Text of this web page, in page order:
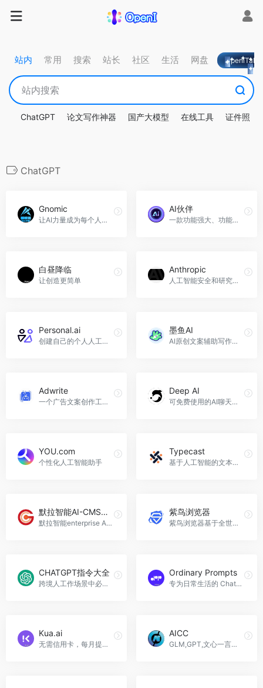
站内 常用 搜索 站长 社区 生活 网盘 OpeniTab
ChatGPT 论文写作神器 国产大模型 在线工具 证件照
ChatGPT
Gnomic
让AI力量成为每个人的天赋
AI伙伴
一款功能强大、功能广泛的智能助手
白昼降临
让创造更简单
Anthropic
人工智能安全和研究公司
Personal.ai
创建自己的个人人工智能
墨鱼AI
AI原创文案辅助写作工具
Adwrite
一个广告文案创作工具，旨在帮助营销人员和广告创作者高效地撰写吸引人的广告文案。
Deep AI
可免费使用的AI聊天平台
YOU.com
个性化人工智能助手
Typecast
基于人工智能的文本编辑器
默拉智能AI-CMS系统
默拉智能enterprise AI,让中小企业人均不到200元/年使用先进的AI系统。
紫鸟浏览器
紫鸟浏览器基于全世界最流行的Chromium内核深度开发，数百项优化全面提升网页浏览速度;基于“云安全”理念，打造开放平台;深度整合跨境生态核心媒体、工具、流量资源，一站式解决跨境电商卖家的烦恼。紫鸟浏览器集资讯大全，工具大全，特权大全三大功能为一体，方便卖家使用。
CHATGPT指令大全
跨境人工作场景中必备的ChatGPT提示词大全！
Ordinary Prompts
专为日常生活的 ChatGPT 提示
Kua.ai
无需信用卡，每月提供有限的AI对话、模板、工作流积分和图像生成次数。
AICC
GLM,GPT,文心一言等AI大模型免费使用